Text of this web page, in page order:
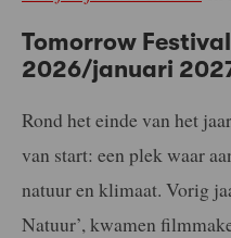
Tomorrow
2026/januari
Rond het einde van het
van start: een plek waar
natuur en klimaat. Vorig
Natuur’, kwamen